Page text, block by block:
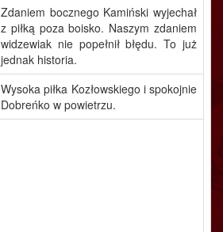
Zdaniem bocznego Kamiński wyjechał
z piłką poza boisko. Naszym zdaniem
widzewiak nie popełnił błędu. To już
jednak historia.
Wysoka piłka Kozłowskiego i spokojnie
Dobreńko w powietrzu.